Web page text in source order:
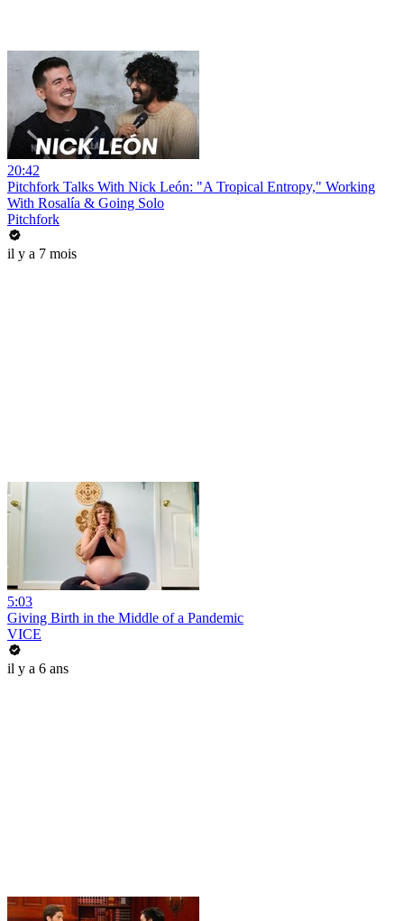
20:42
Pitchfork Talks With Nick León: "A Tropical Entropy," Working
With Rosalía & Going Solo
Pitchfork
il y a 7 mois
5:03
Giving Birth in the Middle of a Pandemic
VICE
il y a 6 ans